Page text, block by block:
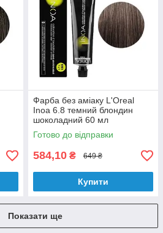
Фарба без аміаку L'Oreal
Inoa 6.8 темний блондин
шоколадний 60 мл
Готово до відправки
584,10 ₴ 649 ₴
Купити
Показати ще